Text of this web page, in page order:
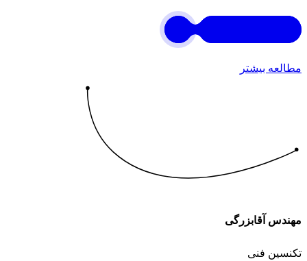
مطالعه بیشتر
مهندس آقابزرگی
تکنسین فنی